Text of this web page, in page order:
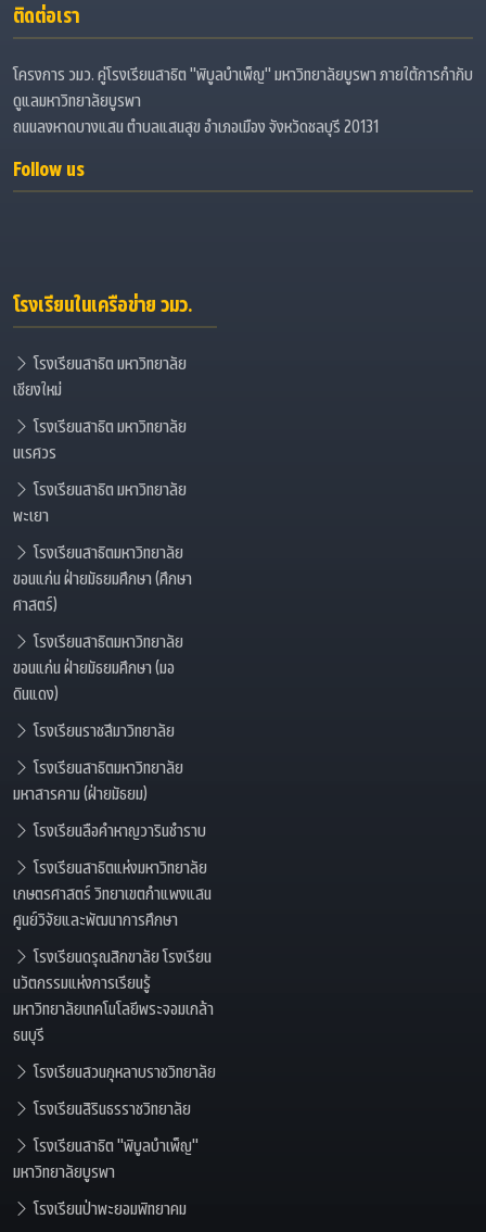
ติดต่อเรา
โครงการ วมว. คู่โรงเรียนสาธิต "พิบูลบำเพ็ญ" มหาวิทยาลัยบูรพา ภายใต้การกำกับ
ดูแลมหาวิทยาลัยบูรพา
ถนนลงหาดบางแสน ตำบลแสนสุข อำเภอเมือง จังหวัดชลบุรี 20131
Follow us
โรงเรียนในเครือข่าย วมว.
โรงเรียนสาธิต มหาวิทยาลัย
เชียงใหม่
โรงเรียนสาธิต มหาวิทยาลัย
นเรศวร
โรงเรียนสาธิต มหาวิทยาลัย
พะเยา
โรงเรียนสาธิตมหาวิทยาลัย
ขอนแก่น ฝ่ายมัธยมศึกษา (ศึกษา
ศาสตร์)
โรงเรียนสาธิตมหาวิทยาลัย
ขอนแก่น ฝ่ายมัธยมศึกษา (มอ
ดินแดง)
โรงเรียนราชสีมาวิทยาลัย
โรงเรียนสาธิตมหาวิทยาลัย
มหาสารคาม (ฝ่ายมัธยม)
โรงเรียนลือคำหาญวารินชำราบ
โรงเรียนสาธิตแห่งมหาวิทยาลัย
เกษตรศาสตร์ วิทยาเขตกำแพงแสน
ศูนย์วิจัยและพัฒนาการศึกษา
โรงเรียนดรุณสิกขาลัย โรงเรียน
นวัตกรรมแห่งการเรียนรู้
มหาวิทยาลัยเทคโนโลยีพระจอมเกล้า
ธนบุรี
โรงเรียนสวนกุหลาบราชวิทยาลัย
โรงเรียนสิรินธรราชวิทยาลัย
โรงเรียนสาธิต "พิบูลบำเพ็ญ"
มหาวิทยาลัยบูรพา
โรงเรียนป่าพะยอมพิทยาคม